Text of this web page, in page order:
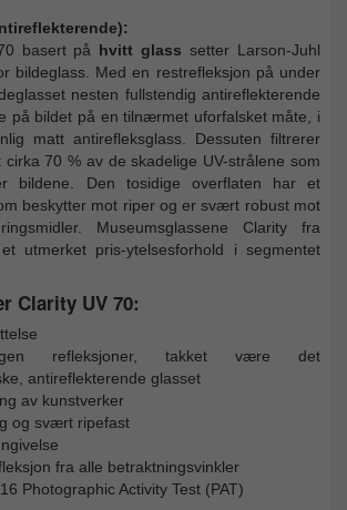
basert på hvitt glass setter Larson-Juhl
bildeglass. Med en restrefleksjon på under
nesten fullstendig antireflekterende
på bildet på en tilnærmet uforfalsket måte, i
matt antirefleksglass. Dessuten filtrerer
cirka 70 % av de skadelige UV-strålene som
bildene. Den tosidige overflaten har et
beskytter mot riper og er svært robust mot
Museumsglassene Clarity fra
utmerket pris-ytelsesforhold i segmentet
Clarity UV 70:
refleksjoner, takket være det
antireflekterende glasset
av kunstverker
og svært ripefast
fra alle betraktningsvinkler
Photographic Activity Test (PAT)